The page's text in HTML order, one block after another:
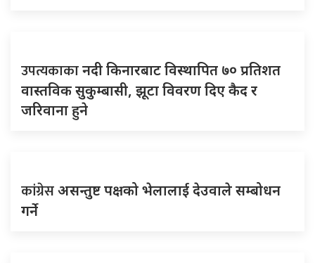
उपत्यकाकानदी किनारबाट विस्थापित ७० प्रतिशत
वास्तविक सुकुम्बासी, झूटा विवरण दिए कैद र
जरिवाना हुने
कांग्रेसअसन्तुष्ट पक्षको भेलालाई देउवाले सम्बोधन
गर्ने